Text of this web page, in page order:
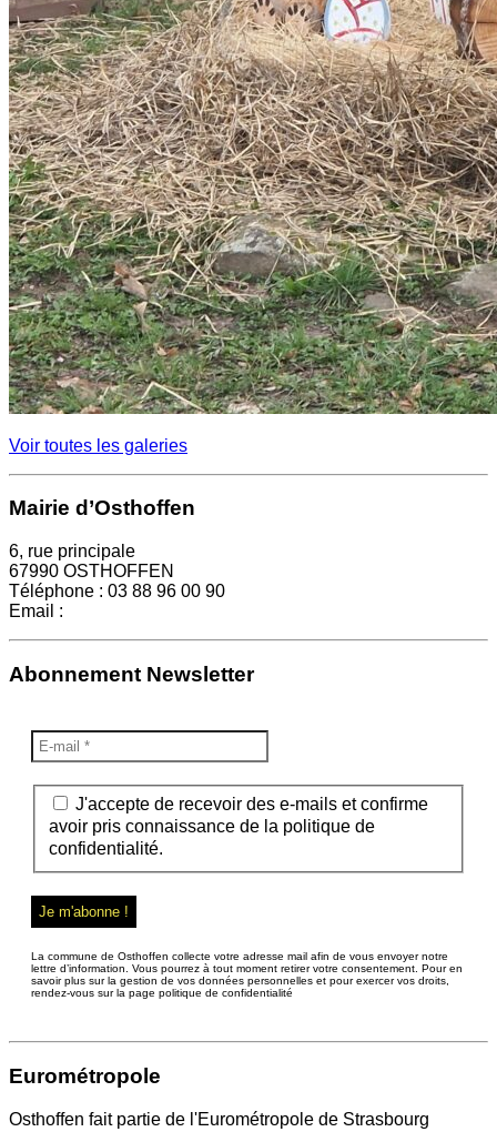
Voir toutes les galeries
Mairie d’Osthoffen
6, rue principale
67990 OSTHOFFEN
Téléphone : 03 88 96 00 90
Email :
Abonnement Newsletter
J'accepte de recevoir des e-mails et confirme
avoir pris connaissance de la politique de
confidentialité.
La commune de Osthoffen collecte votre adresse mail afin de vous envoyer notre
lettre d’information. Vous pourrez à tout moment retirer votre consentement. Pour en
savoir plus sur la gestion de vos données personnelles et pour exercer vos droits,
rendez-vous sur la page politique de confidentialité
Eurométropole
Osthoffen fait partie de l'Eurométropole de Strasbourg